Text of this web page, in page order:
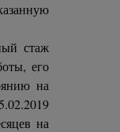
стаж
его
на
на